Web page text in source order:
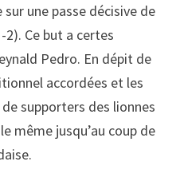
une passe décisive de
Ce but a certes
Pedro. En dépit de
accordées et les
supporters des lionnes
même jusqu’au coup de